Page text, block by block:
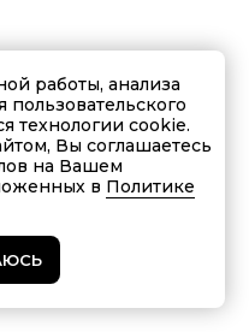
работы, анализа
технологии cookie.
Вы соглашаетесь
на Вашем
в Политике